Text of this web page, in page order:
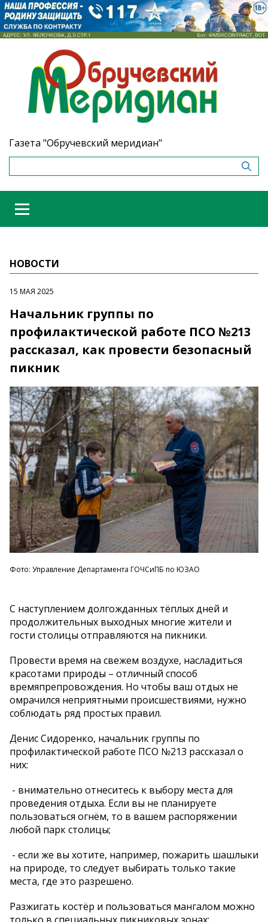
Газета "Обручевский меридиан"
НОВОСТИ
15 МАЯ 2025
Начальник группы по
профилактической работе ПСО №213
рассказал, как провести безопасный
пикник
Фото: Управление Департамента ГОЧСиПБ по ЮЗАО
С наступлением долгожданных тёплых дней и
продолжительных выходных многие жители и
гости столицы отправляются на пикники.
Провести время на свежем воздухе, насладиться
красотами природы – отличный способ
времяпрепровождения. Но чтобы ваш отдых не
омрачился неприятными происшествиями, нужно
соблюдать ряд простых правил.
Денис Сидоренко, начальник группы по
профилактической работе ПСО №213 рассказал о
них:
- внимательно отнеситесь к выбору места для
проведения отдыха. Если вы не планируете
пользоваться огнём, то в вашем распоряжении
любой парк столицы;
- если же вы хотите, например, пожарить шашлыки
на природе, то следует выбирать только такие
места, где это разрешено.
Разжигать костёр и пользоваться мангалом можно